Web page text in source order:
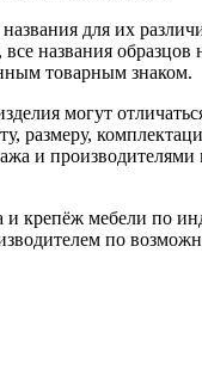
для их
все названия образцов
товарным знаком.
могут
размеру,
и
крепёж мебели по
по